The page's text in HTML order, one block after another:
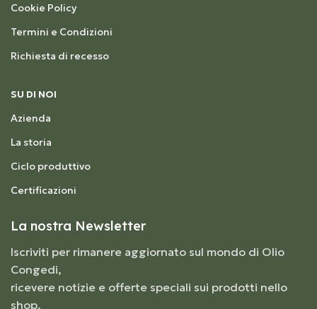
Cookie Policy
Termini e Condizioni
Richiesta di recesso
SU DI NOI
Azienda
La storia
Ciclo produttivo
Certificazioni
La nostra Newsletter
Iscriviti per rimanere aggiornato sul mondo di Olio
Congedi,
ricevere notizie e offerte speciali sui prodotti nello
shop.